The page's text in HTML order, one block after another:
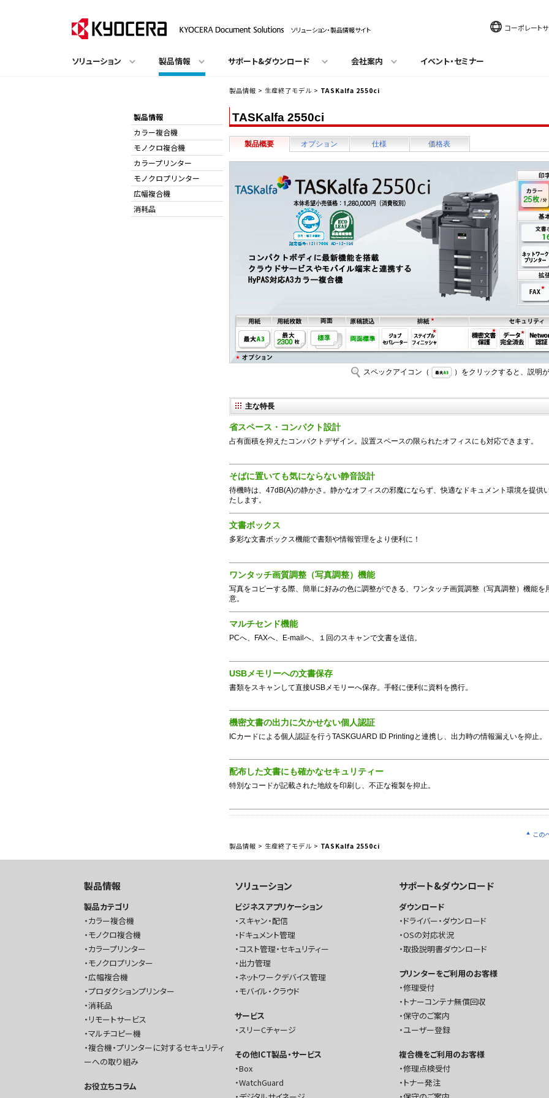
ソリューション・製品情報サイト コーポレートサ
ソリューション 製品情報 サポート&ダウンロード 会社案内 イベント・セミナー
製品情報 > 生産終了モデル > TASKalfa 2550ci
TASKalfa 2550ci
製品概要 オプション 仕様 価格表
スペックアイコン（ ）をクリックすると、説明
主な特長
省スペース・コンパクト設計
占有面積を抑えたコンパクトデザイン。設置スペースの限られたオフィスにも対応できます。
そばに置いても気にならない静音設計
待機時は、47dB(A)の静かさ。静かなオフィスの邪魔にならず、快適なドキュメント環境を提供
たします。
文書ボックス
多彩な文書ボックス機能で書類や情報管理をより便利に！
ワンタッチ画質調整（写真調整）機能
写真をコピーする際、簡単に好みの色に調整ができる、ワンタッチ画質調整（写真調整）機能を
意。
マルチセンド機能
PCへ、FAXへ、E-mailへ、１回のスキャンで文書を送信。
USBメモリーへの文書保存
書類をスキャンして直接USBメモリーへ保存。手軽に便利に資料を携行。
機密文書の出力に欠かせない個人認証
ICカードによる個人認証を行うTASKGUARD ID Printingと連携し、出力時の情報漏えいを抑止。
配布した文書にも確かなセキュリティー
特別なコードが記載された地紋を印刷し、不正な複製を抑止。
製品情報
カラー複合機
モノクロ複合機
カラープリンター
モノクロプリンター
広幅複合機
消耗品
この
製品情報 > 生産終了モデル > TASKalfa 2550ci
製品情報
製品カテゴリ
カラー複合機
モノクロ複合機
カラープリンター
モノクロプリンター
広幅複合機
プロダクションプリンター
消耗品
リモートサービス
マルチコピー機
複合機・プリンターに対するセキュリティ
ーへの取り組み
お役立ちコラム
ソリューション
ビジネスアプリケーション
スキャン・配信
ドキュメント管理
コスト管理・セキュリティー
出力管理
ネットワークデバイス管理
モバイル・クラウド
サービス
スリーCチャージ
その他ICT製品・サービス
Box
WatchGuard
サポート&ダウンロード
ダウンロード
ドライバー・ダウンロード
OSの対応状況
取扱説明書ダウンロード
プリンターをご利用のお客様
修理受付
トナーコンテナ無償回収
保守のご案内
ユーザー登録
複合機をご利用のお客様
修理点検受付
トナー発注